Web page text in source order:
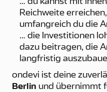
Reichweite
umfangreich du die
… die Investitionen
dazu beitragen, die
langfristig
ondevi ist deine
Berlin und übernimmt